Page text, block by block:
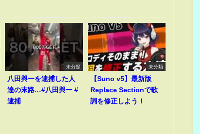
未分類
八田與一を逮捕した人
達の末路…#八田與一 #
逮捕
未分類
【Suno v5】最新版
Replace Sectionで歌
詞を修正しよう！